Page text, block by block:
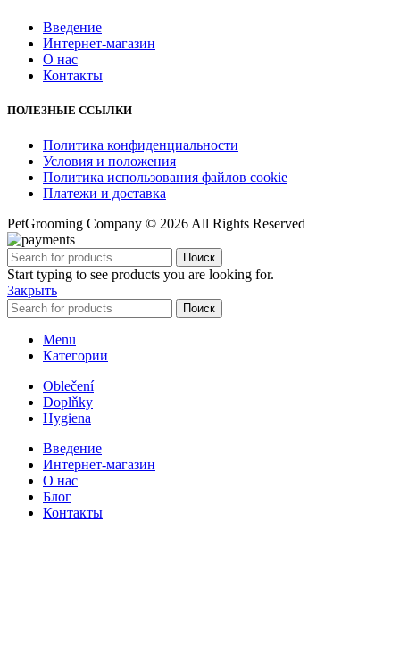
Введение
Интернет-магазин
О нас
Контакты
ПОЛЕЗНЫЕ ССЫЛКИ
Политика конфиденциальности
Условия и положения
Политика использования файлов cookie
Платежи и доставка
PetGrooming Company © 2026 All Rights Reserved
Поиск
Start typing to see products you are looking for.
Закрыть
Поиск
Menu
Категории
Oblečení
Doplňky
Hygiena
Введение
Интернет-магазин
О нас
Блог
Контакты